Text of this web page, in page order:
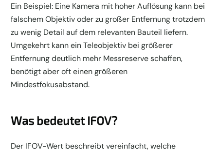
Ein Beispiel: Eine Kamera mit hoher Auflösung kann bei
falschem Objektiv oder zu großer Entfernung trotzdem
zu wenig Detail auf dem relevanten Bauteil liefern.
Umgekehrt kann ein Teleobjektiv bei größerer
Entfernung deutlich mehr Messreserve schaffen,
benötigt aber oft einen größeren
Mindestfokusabstand.
Was bedeutet IFOV?
Der IFOV-Wert beschreibt vereinfacht, welche